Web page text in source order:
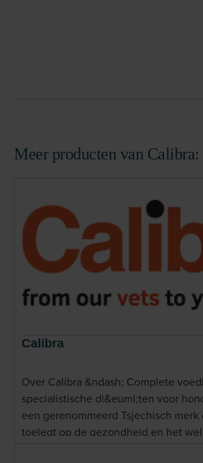
Meer producten van Calibra:
Calibra
Over Calibra &ndash; Complete
specialistische di&euml;ten voor
een gerenommeerd Tsjechisch
toelegt op de gezondheid en het